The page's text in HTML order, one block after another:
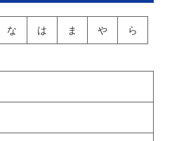
な は ま や ら